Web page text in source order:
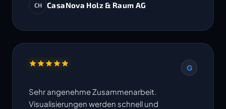
CH CasaNova Holz & Raum AG
G
Sehr angenehme Zusammenarbeit.
Visualisierungen werden schnell und